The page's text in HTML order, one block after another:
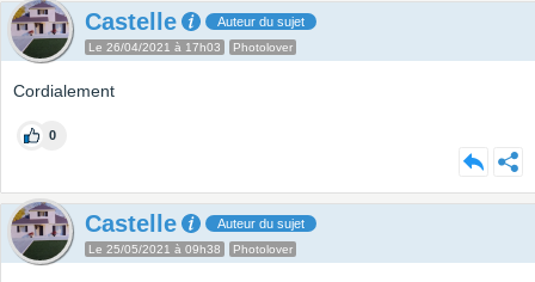
Castelle Auteur du sujet
Le 26/04/2021 à 17h03 Photolover
Cordialement
0
Castelle Auteur du sujet
Le 25/05/2021 à 09h38 Photolover